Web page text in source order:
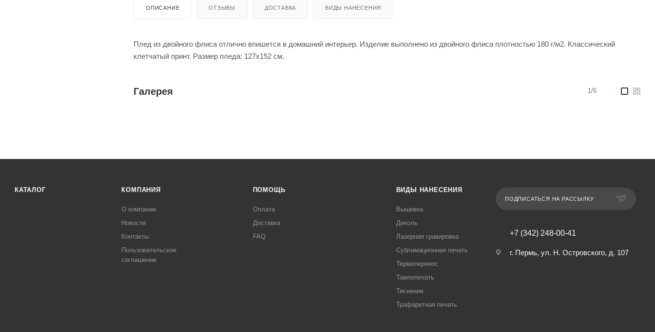
ОПИСАНИЕ ОТЗЫВЫ ДОСТАВКА ВИДЫ НАНЕСЕНИЯ
Плед из двойного флиса отлично впишется в домашний интерьер. Изделие выполнено из двойного флиса плотностью 180 г/м2. Классический
клетчатый принт. Размер пледа: 127х152 см.
Галерея 1/5
КАТАЛОГ КОМПАНИЯ
О компании
Новости
Контакты
Пользовательское
соглашение
ПОМОЩЬ
Оплата
Доставка
FAQ
ВИДЫ НАНЕСЕНИЯ
Вышивка
Деколь
Лазерная гравировка
Сублимационная печать
Термоперенос
Тампопечать
Тиснение
Трафаретная печать
ПОДПИСАТЬСЯ НА РАССЫЛКУ
+7 (342) 248-00-41
г. Пермь, ул. Н. Островского, д. 107